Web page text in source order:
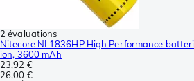
2 évaluations
Nitecore NL1836HP High Performance
ion, 3600 mAh
23,92 €
26,00 €